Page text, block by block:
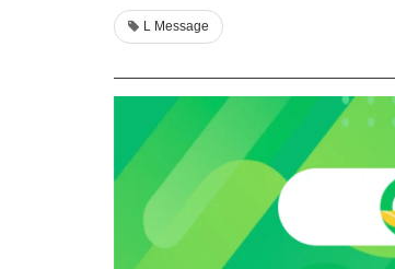
L Message